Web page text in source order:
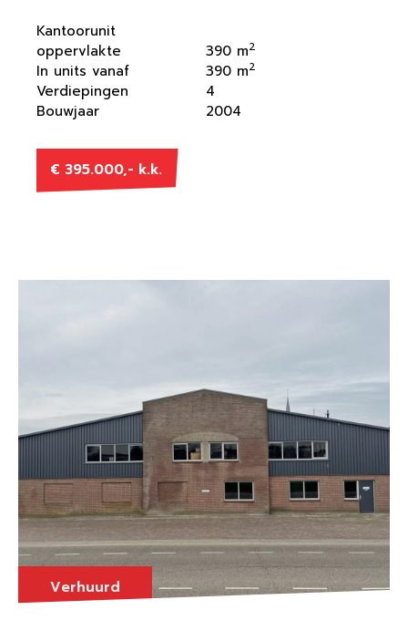
Kantoorunit
oppervlakte
In units vanaf
Verdiepingen
Bouwjaar
390 m2
390 m2
4
2004
€ 395.000,- k.k.
Verhuurd